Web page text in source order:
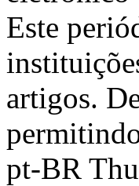
Este
artigos.
pt-BR